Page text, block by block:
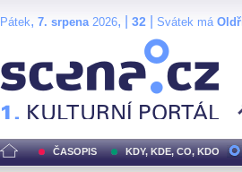
Pátek, 7. srpena2026, | 32 Svátek má
ČASOPIS KDY, KDE, CO, KDO